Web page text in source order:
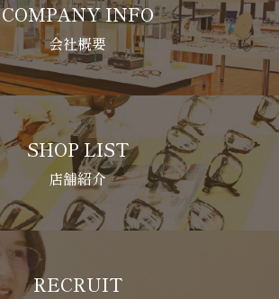
COMPANY INFO
会社概要
SHOP LIST
店舗紹介
RECRUIT